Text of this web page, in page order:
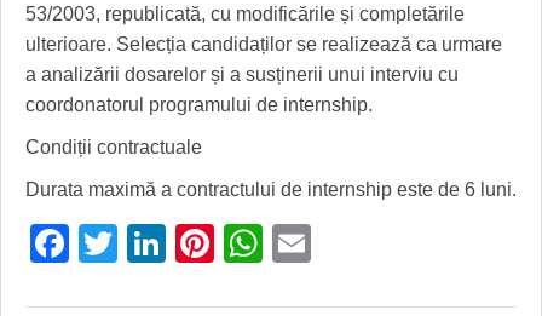
53/2003, republicată, cu modificările și completările
ulterioare. Selecția candidaților se realizează ca urmare
a analizării dosarelor și a susținerii unui interviu cu
coordonatorul programului de internship.
Condiții contractuale
Durata maximă a contractului de internship este de 6 luni.
Facebook
Twitter
LinkedIn
Pinterest
WhatsApp